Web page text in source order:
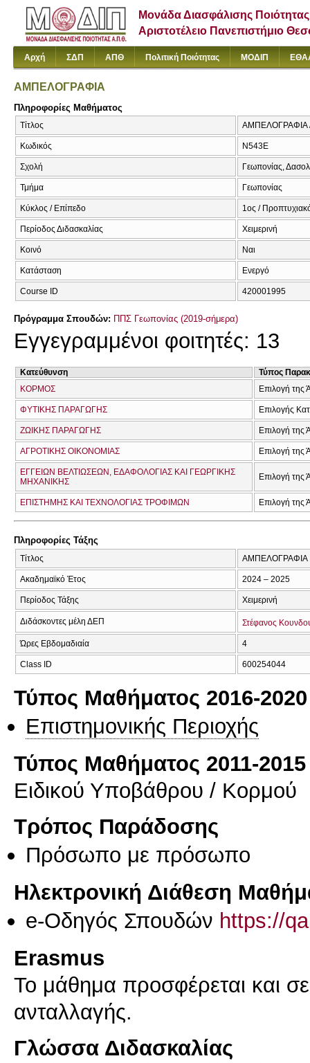
Μονάδα Διασφάλισης Ποιότητας
Αριστοτέλειο Πανεπιστήμιο
Αρχή ΣΔΠ ΑΠΘ Πολιτική Ποιότητας ΜΟΔΙΠ
ΑΜΠΕΛΟΓΡΑΦΙΑ
Πληροφορίες Μαθήματος
Τίτλος ΑΜΠΕΛΟΓΡΑΦΙΑ /
Κωδικός Ν543Ε
Σχολή Γεωπονίας,
Τμήμα Γεωπονίας
Κύκλος / Επίπεδο 1ος /
Περίοδος Διδασκαλίας Χειμερινή
Κοινό Ναι
Κατάσταση Ενεργό
Course ID 420001995
Πρόγραμμα Σπουδών: ΠΠΣ Γεωπονίας (2019-σήμερα)
Εγγεγραμμένοι φοιτητές: 13
Κατεύθυνση
Τύπος
ΚΟΡΜΟΣ
Επιλογή της
ΦΥΤΙΚΗΣ ΠΑΡΑΓΩΓΗΣ Επιλογής
ΖΩΙΚΗΣ ΠΑΡΑΓΩΓΗΣ Επιλογή της
ΑΓΡΟΤΙΚΗΣ ΟΙΚΟΝΟΜΙΑΣ Επιλογή της
ΕΓΓΕΙΩΝ ΒΕΛΤΙΩΣΕΩΝ, ΕΔΑΦΟΛΟΓΙΑΣ ΚΑΙ ΓΕΩΡΓΙΚΗΣ
ΜΗΧΑΝΙΚΗΣ
Επιλογή της
ΕΠΙΣΤΗΜΗΣ ΚΑΙ ΤΕΧΝΟΛΟΓΙΑΣ ΤΡΟΦΙΜΩΝ Επιλογή της
Πληροφορίες Τάξης
Τίτλος ΑΜΠΕΛΟΓΡΑΦΙΑ
Ακαδημαϊκό Έτος 2024 – 2025
Περίοδος Τάξης Χειμερινή
Διδάσκοντες μέλη ΔΕΠ Στέφανος
Ώρες Εβδομαδιαία 4
Class ID 600254044
Τύπος Μαθήματος 2016-2020
Επιστημονικής Περιοχής
Τύπος Μαθήματος 2011-2015
Ειδικού Υποβάθρου / Κορμού
Τρόπος Παράδοσης
Πρόσωπο με πρόσωπο
Ηλεκτρονική Διάθεση
e-Οδηγός Σπουδών https://
Erasmus
Το μάθημα προσφέρεται και
ανταλλαγής.
Γλώσσα Διδασκαλίας